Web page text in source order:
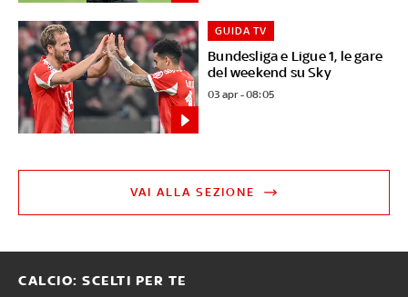
Bundesliga e Ligue 1, le gare
del weekend su Sky
GUIDA TV
03 apr - 08:05
VAI ALLA SEZIONE
CALCIO: SCELTI PER TE